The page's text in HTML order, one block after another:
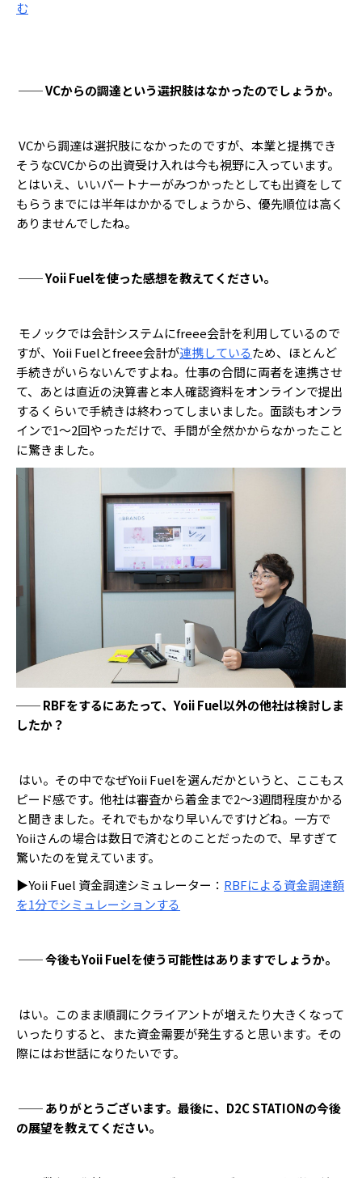
む
── VCからの調達という選択肢はなかったのでしょうか。
VCから調達は選択肢になかったのですが、本業と提携でき
そうなCVCからの出資受け入れは今も視野に入っています。
とはいえ、いいパートナーがみつかったとしても出資をして
もらうまでには半年はかかるでしょうから、優先順位は高く
ありませんでしたね。
── Yoii Fuelを使った感想を教えてください。
モノックでは会計システムにfreee会計を利用しているので
すが、Yoii Fuelとfreee会計が連携しているため、ほとんど
手続きがいらないんですよね。仕事の合間に両者を連携させ
て、あとは直近の決算書と本人確認資料をオンラインで提出
するくらいで手続きは終わってしまいました。面談もオンラ
インで1〜2回やっただけで、手間が全然かからなかったこと
に驚きました。
── RBFをするにあたって、Yoii Fuel以外の他社は検討しま
したか？
はい。その中でなぜYoii Fuelを選んだかというと、ここもス
ピード感です。他社は審査から着金まで2〜3週間程度かかる
と聞きました。それでもかなり早いんですけどね。一方で
Yoiiさんの場合は数日で済むとのことだったので、早すぎて
驚いたのを覚えています。
▶Yoii Fuel 資金調達シミュレーター： RBFによる資金調達額
を1分でシミュレーションする
── 今後もYoii Fuelを使う可能性はありますでしょうか。
はい。このまま順調にクライアントが増えたり大きくなって
いったりすると、また資金需要が発生すると思います。その
際にはお世話になりたいです。
── ありがとうございます。最後に、D2C STATIONの今後
の展望を教えてください。